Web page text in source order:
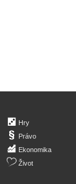
Hry
Právo
Ekonomika
Život